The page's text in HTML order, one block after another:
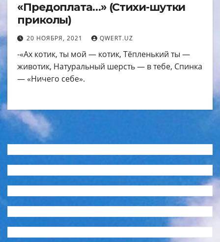
«Предоплата…» (Стихи-шутки
приколы)
20 НОЯБРЯ, 2021 QWERT.UZ
-«Ах котик, ты мой — котик, Тёпленький ты —
животик, Натуральный шерсть — в тебе, Спинка
— «Ничего себе».